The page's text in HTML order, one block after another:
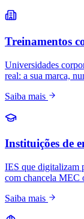
Treinamentos
Universidades
real: a sua marca,
Saiba mais
Instituições de
IES que digitalizam
com chancela MEC
Saiba mais